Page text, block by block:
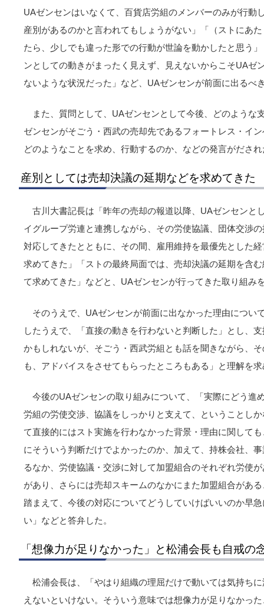
UAゼンセンはいなくて、百貨店労組のメンバーのみが行動
産別があるのかと言われてもしょうがない」「（ストにあ
たら、少しでも違った形での行動が世論を動かしたと思う
ンとしての動きがまったく見えず、見えないからこそUAゼ
ないような状況だった」など、UAゼンセンが前面に出るべ
また、質問として、UAゼンセンとして今後、どのような
ゼンセンがそごう・西武の売却先であるフォートレス・イ
どのようなことを求め、行動するのか、などの発言がだされ
産別としては売却決議の延期などを求めてきた
古川大書記長は「昨年の売却の報道以降、UAゼンセンと
イグループ労連と連携しながら、その労使協議、団体交渉
対応してきたとともに、その間、雇用維持を最優先とした
求めてきた」「ストの最終局面では、売却決議の延期を含
て求めてきた」などと、UAゼンセンが行ってきた取り組み
そのうえで、UAゼンセンが前面に出なかった理由につい
したうえで、「直接の動きを行わないと判断した」とし、
かもしれないが、そごう・西武労組とも話を聞きながら、
も、アドバイスをさせてもらったところもある」と理解を
今後のUAゼンセンの取り組みについて、「実際にどう進
労組の労使交渉、協議をしっかりと支えて、ということし
て直接的にはスト実施を行わなかった背景・理由に関して
にそういう判断だけでよかったのか、加えて、持株会社、
るなか、労使協議・交渉に対して加盟組合のそれぞれ労使
があり、さらには売却スキームのなかにまた加盟組合があ
踏まえて、今後の対応についてどうしていけばいいのか早
い」などと答弁した。
「想像力が足りなかった」と松浦会長も自戒の
松浦会長は、「やはり組織の理屈だけで動いては気持ち
えないといけない。そういう意味では想像力が足りなかっ